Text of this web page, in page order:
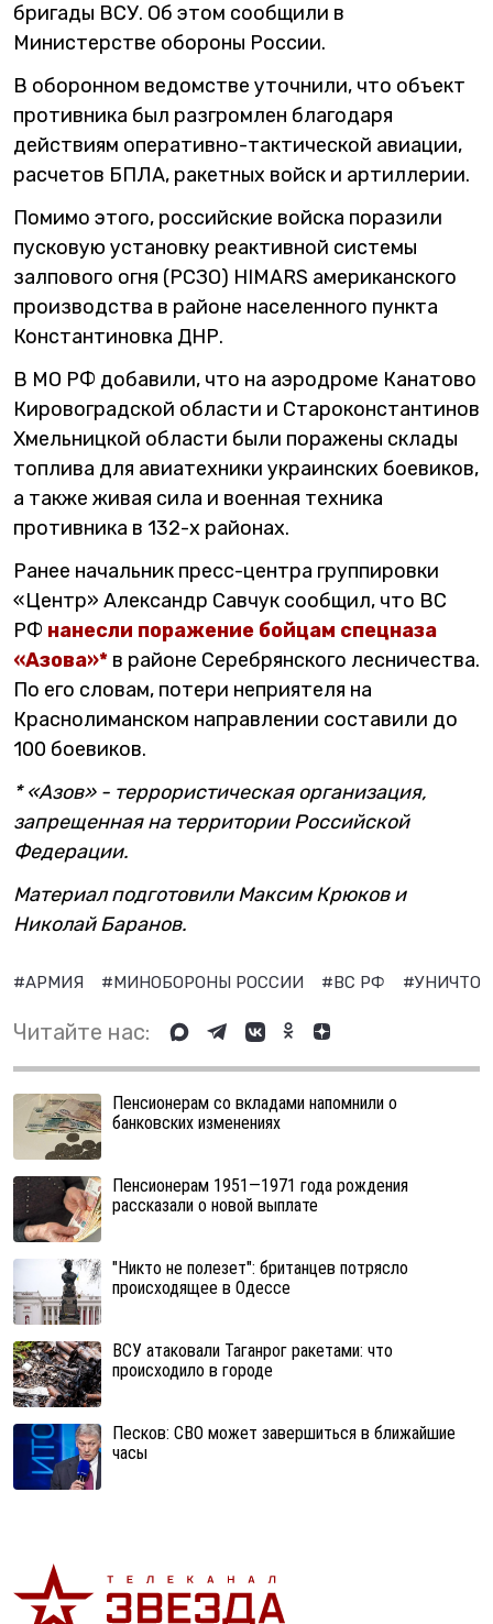
бригады ВСУ. Об этом сообщили в
Министерстве обороны России.
В оборонном ведомстве уточнили, что объект
противника был разгромлен благодаря
действиям оперативно-тактической авиации,
расчетов БПЛА, ракетных войск и артиллерии.
Помимо этого, российские войска поразили
пусковую установку реактивной системы
залпового огня (РСЗО) HIMARS американского
производства в районе населенного пункта
Константиновка ДНР.
В МО РФ добавили, что на аэродроме Канатово
Кировоградской области и Староконстантинов
Хмельницкой области были поражены склады
топлива для авиатехники украинских боевиков,
а также живая сила и военная техника
противника в 132-х районах.
Ранее начальник пресс-центра группировки
«Центр» Александр Савчук сообщил, что ВС
РФ нанесли поражение бойцам спецназа
«Азова»* в районе Серебрянского лесничества.
По его словам, потери неприятеля на
Краснолиманском направлении составили до
100 боевиков.
* «Азов» - террористическая организация,
запрещенная на территории Российской
Федерации.
Материал подготовили Максим Крюков и
Николай Баранов.
#АРМИЯ #МИНОБОРОНЫ РОССИИ #ВС РФ
Читайте нас:
Пенсионерам со вкладами напомнили о
банковских изменениях
Пенсионерам 1951—1971 года рождения
рассказали о новой выплате
"Никто не полезет": британцев потрясло
происходящее в Одессе
ВСУ атаковали Таганрог ракетами: что
происходило в городе
Песков: СВО может завершиться в ближайшие
часы